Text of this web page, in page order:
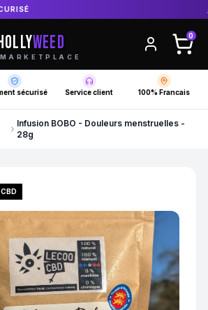
PRODUCTEUR FRANÇAIS
WEED
MARKETPLACE
0
sécurisé Service client 100% Francais
Infusion BOBO - Douleurs menstruelles -
28g